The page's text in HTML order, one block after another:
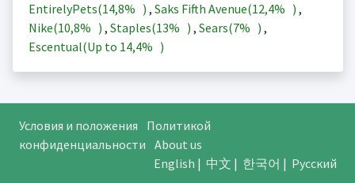
EntirelyPets(14,8% ) , Saks Fifth Avenue(12,4% ) ,
Nike(10,8% ) , Staples(13% ) , Sears(7% ) ,
Escentual(Up to 14,4% )
Условия и положения
Политикой
конфиденциальности About us
English | 中文 | 한국어 | Русский